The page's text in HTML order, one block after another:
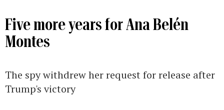
Five more years for Ana Belén
Montes
The spy withdrew her request for release after
Trump's victory